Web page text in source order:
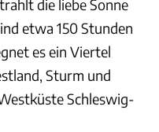
die liebe Sonne
etwa 150 Stunden
es ein Viertel
Sturm und
Schleswig-